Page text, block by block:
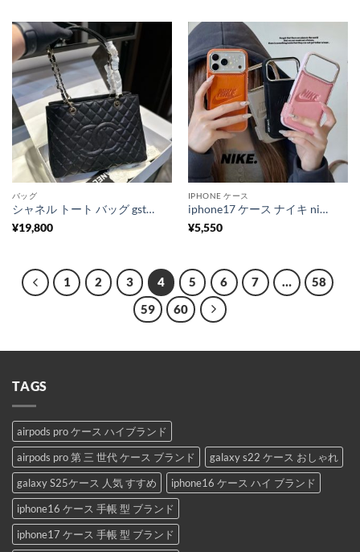
バッグ
シャネル トート バッグ gst chanel バッグ トート バッグ レディース ブランド 女性 バッグ 人気 40代 ハイブランド 流行り廃り のないブランドバッグ
¥19,800
IPHONE ケース
iphone17 ケース ナイキ nike スマホケース iphone17pro iphone16/16プロ ケース ブランド おしゃれ スマホケース 人気 高校生 男子 iphone15/14ケース ペア カップル
¥5,550
1 2 3 4 5 6 7 …
58
59
60
TAGS
airpods pro ケース ハイブランド
airpods pro 第 三 世代 ケース ブランド
galaxy s22 ケース おしゃれ
galaxy S25ケース 人気 すすめ
iphone16 ケース ハイ ブランド
iphone16 ケース 手帳 型 ブランド
iphone17 ケース 手帳 型 ブランド